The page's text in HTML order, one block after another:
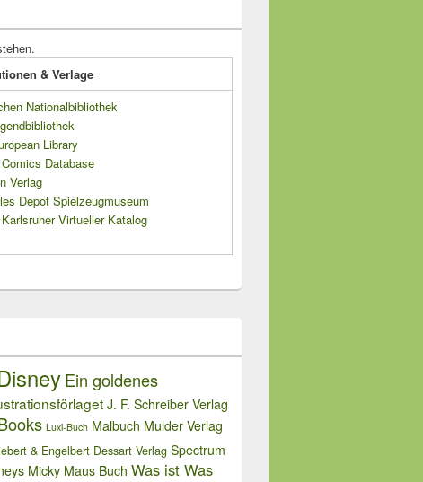
& Verlage
Nationalbibliothek
Library
Database
Verlag
Depot Spielzeugmuseum
Virtueller Katalog
Ein goldenes
J. F. Schreiber Verlag
Luxi-Buch Malbuch Mulder Verlag
& Engelbert Dessart Verlag Spectrum
Micky Maus Buch Was ist Was